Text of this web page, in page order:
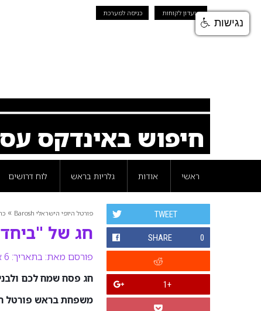
מועדון לקוחות כניסה למערכת
חיפוש באינדקס
ראשי אודות גלריות בראש לוח דרושים
פורטל היופי הישראלי Barosh »
חג של
פורסם מאת: בתאריך: 6 אפריל 2017
TWEET
SHARE 0
+1
חג פסח שמח לכם
משפחת בראש פורטל
נגישות